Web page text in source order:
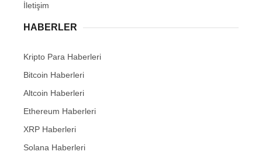
İletişim
HABERLER
Kripto Para Haberleri
Bitcoin Haberleri
Altcoin Haberleri
Ethereum Haberleri
XRP Haberleri
Solana Haberleri